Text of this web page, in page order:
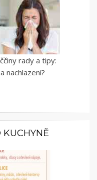
rady a tipy:
nachlazení?